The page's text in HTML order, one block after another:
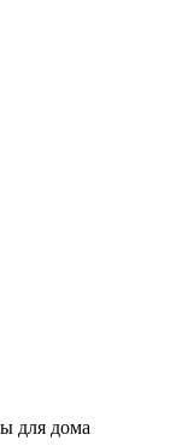
для дома